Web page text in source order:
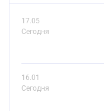
17.05
Сегодня
16.01
Сегодня